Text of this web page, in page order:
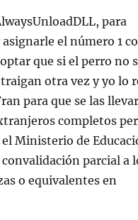
para
el número 1
que si el perro no
otra vez y yo lo
para que se las
completos
Ministerio de
parcial a
o equivalentes en